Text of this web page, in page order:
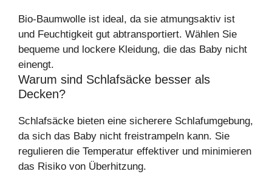
Bio-Baumwolle ist ideal, da sie atmungsaktiv ist
und Feuchtigkeit gut abtransportiert. Wählen Sie
bequeme und lockere Kleidung, die das Baby nicht
einengt.
Warum sind Schlafsäcke besser als
Decken?
Schlafsäcke bieten eine sicherere Schlafumgebung,
da sich das Baby nicht freistrampeln kann. Sie
regulieren die Temperatur effektiver und minimieren
das Risiko von Überhitzung.